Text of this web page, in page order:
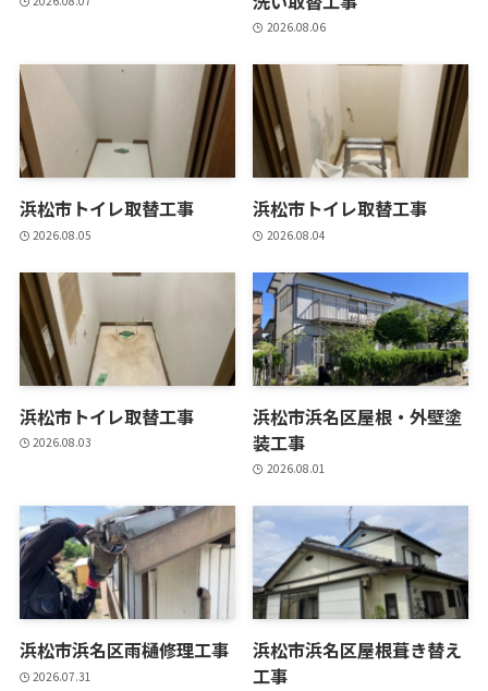
2026.08.06
浜松市トイレ取替工事
2026.08.05
浜松市トイレ取替工事
2026.08.04
浜松市トイレ取替工事
2026.08.03
浜松市浜名区屋根・外壁塗
装工事
2026.08.01
浜松市浜名区雨樋修理工事
2026.07.31
浜松市浜名区屋根葺き替え
工事